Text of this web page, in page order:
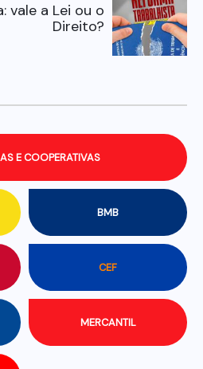
vale a Lei ou o
Direito?
BMB
CEF
E COOPERATIVAS
MERCANTIL